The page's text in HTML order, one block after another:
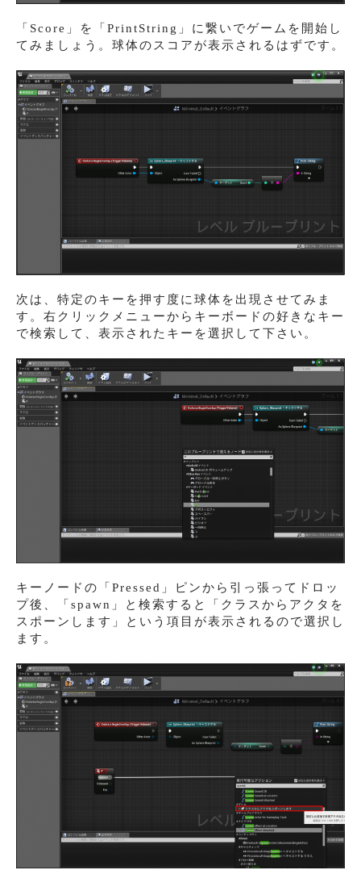
「Score」を「PrintString」に繋いでゲームを開始し
てみましょう。球体のスコアが表示されるはずです。
次は、特定のキーを押す度に球体を出現させてみま
す。右クリックメニューからキーボードの好きなキー
で検索して、表示されたキーを選択して下さい。
キーノードの「Pressed」ピンから引っ張ってドロッ
プ後、「spawn」と検索すると「クラスからアクタを
スポーンします」という項目が表示されるので選択し
ます。